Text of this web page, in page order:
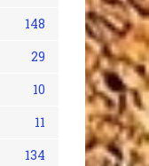
148
29
10
11
134